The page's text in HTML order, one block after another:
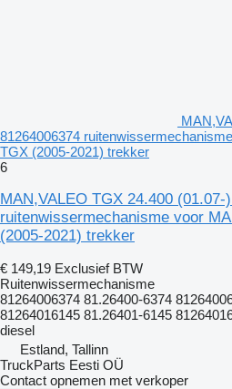
81264006374
TGX (2005-2021) trekker
6
MAN,VALEO TGX 24.400 (01.07-
ruitenwissermechanisme voor
(2005-2021) trekker
€ 149,19 Exclusief BTW
Ruitenwissermechanisme
81264006374 81.26400-6374
81264016145 81.26401-6145
diesel
Estland, Tallinn
TruckParts Eesti OÜ
Contact opnemen met verkoper